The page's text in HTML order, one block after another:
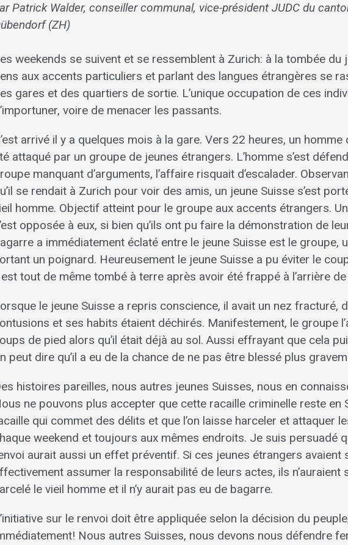
Patrick Walder, conseiller communal, vice-président JUDC du
(ZH)
weekends se suivent et se ressemblent à Zurich: à la tombée du
aux accents particuliers et parlant des langues étrangères se
gares et des quartiers de sortie. L’unique occupation de ces
voire de menacer les passants.
arrivé il y a quelques mois à la gare. Vers 22 heures, un homme
attaqué par un groupe de jeunes étrangers. L’homme s’est
manquant d’arguments, l’affaire risquait d’escalader.
se rendait à Zurich pour voir des amis, un jeune Suisse s’est
homme. Objectif atteint pour le groupe aux accents étrangers.
opposée à eux, si bien qu’ils ont pu faire la démonstration de
a immédiatement éclaté entre le jeune Suisse est le groupe,
un poignard. Heureusement le jeune Suisse a pu éviter le
tout de même tombé à terre après avoir été frappé à l’arrière
le jeune Suisse a repris conscience, il avait un nez fracturé,
et ses habits étaient déchirés. Manifestement, le groupe
de pied alors qu’il était déjà au sol. Aussi effrayant que cela
peut dire qu’il a eu de la chance de ne pas être blessé plus
histoires pareilles, nous autres jeunes Suisses, nous en
ne pouvons plus accepter que cette racaille criminelle reste en
qui commet des délits et que l’on laisse harceler et attaquer
weekend et toujours aux mêmes endroits. Je suis persuadé
aurait aussi un effet préventif. Si ces jeunes étrangers avaient
assumer la responsabilité de leurs actes, ils n’auraient
le vieil homme et il n’y aurait pas eu de bagarre.
sur le renvoi doit être appliquée selon la décision du
Nous autres Suisses, nous devons nous défendre